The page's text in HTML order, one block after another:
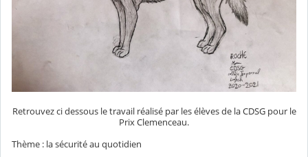
Retrouvez ci dessous le travail réalisé par les élèves de la CDSG pour le
Prix Clemenceau.
Thème : la sécurité au quotidien